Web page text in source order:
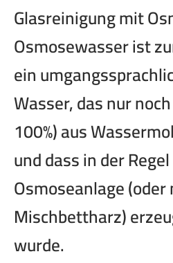
Glasreinigung mit
Osmosewasser ist
ein
Wasser, das nur
100%) aus
und dass in der
Osmoseanlage
Mischbettharz)
wurde.